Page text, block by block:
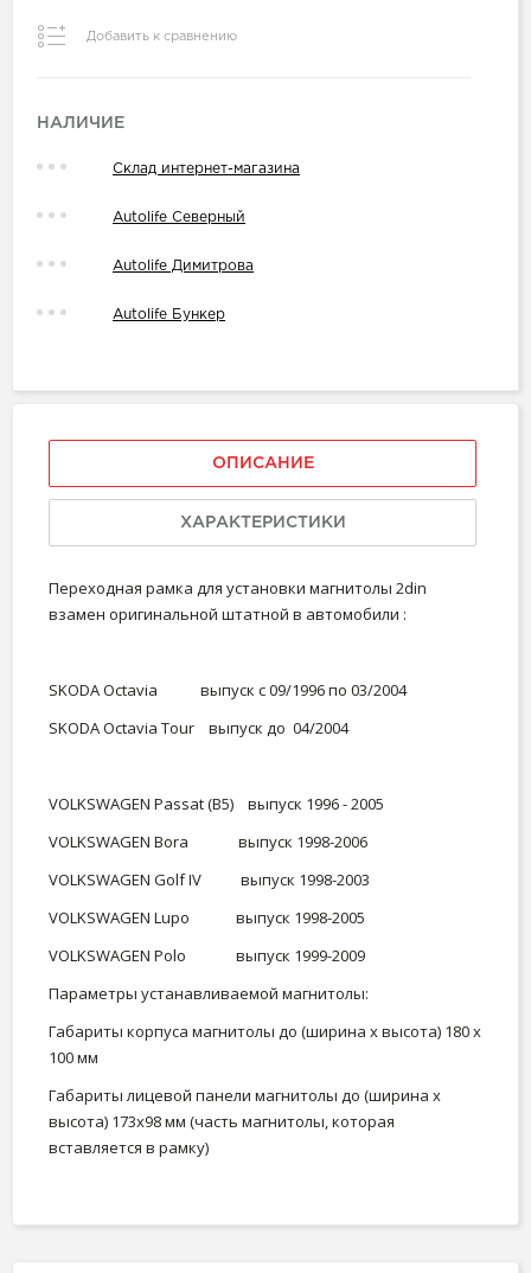
Добавить к сравнению
НАЛИЧИЕ
Склад интернет-магазина
Autolife Северный
Autolife Димитрова
Autolife Бункер
ОПИСАНИЕ
ХАРАКТЕРИСТИКИ
Переходная рамка для установки магнитолы 2din
взамен оригинальной штатной в автомобили :
SKODA Octavia выпуск с 09/1996 по 03/2004
SKODA Octavia Tour выпуск до 04/2004
VOLKSWAGEN Passat (B5) выпуск 1996 - 2005
VOLKSWAGEN Bora выпуск 1998-2006
VOLKSWAGEN Golf IV выпуск 1998-2003
VOLKSWAGEN Lupo выпуск 1998-2005
VOLKSWAGEN Polo выпуск 1999-2009
Параметры устанавливаемой магнитолы:
Габариты корпуса магнитолы до (ширина х высота) 180 х
100 мм
Габариты лицевой панели магнитолы до (ширина х
высота) 173х98 мм (часть магнитолы, которая
вставляется в рамку)